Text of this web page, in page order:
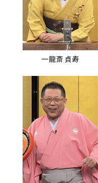
一龍斎貞寿